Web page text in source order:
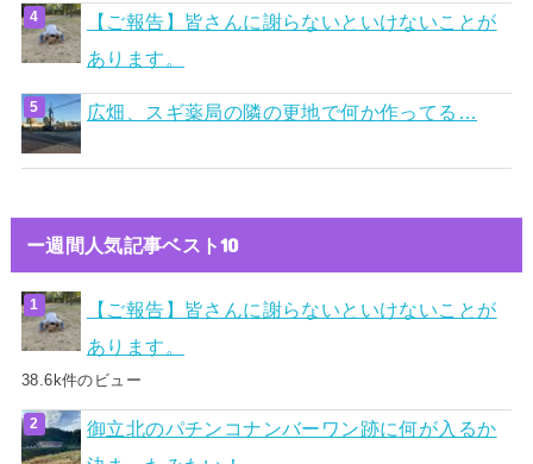
【ご報告】皆さんに謝らないといけないことが
あります。
広畑、スギ薬局の隣の更地で何か作ってる…
ー週間人気記事ベスト10
【ご報告】皆さんに謝らないといけないことが
あります。
38.6k件のビュー
御立北のパチンコナンバーワン跡に何が入るか